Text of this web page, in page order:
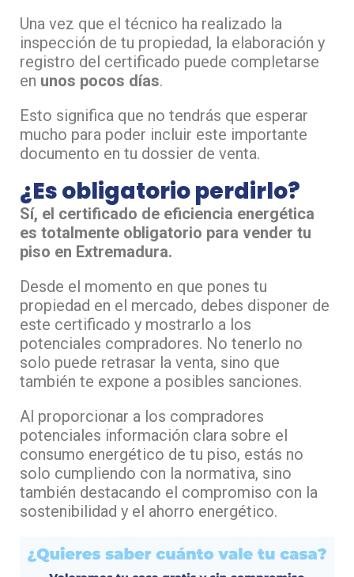
Una vez que el técnico ha realizado la
inspección de tu propiedad, la elaboración y
registro del certificado puede completarse
en unos pocos días.
Esto significa que no tendrás que esperar
mucho para poder incluir este importante
documento en tu dossier de venta.
¿Es obligatorio perdirlo?
Sí, el certificado de eficiencia energética
es totalmente obligatorio para vender tu
piso en Extremadura.
Desde el momento en que pones tu
propiedad en el mercado, debes disponer de
este certificado y mostrarlo a los
potenciales compradores. No tenerlo no
solo puede retrasar la venta, sino que
también te expone a posibles sanciones.
Al proporcionar a los compradores
potenciales información clara sobre el
consumo energético de tu piso, estás no
solo cumpliendo con la normativa, sino
también destacando el compromiso con la
sostenibilidad y el ahorro energético.